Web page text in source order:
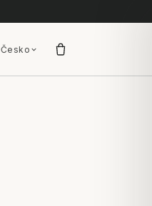
Česko